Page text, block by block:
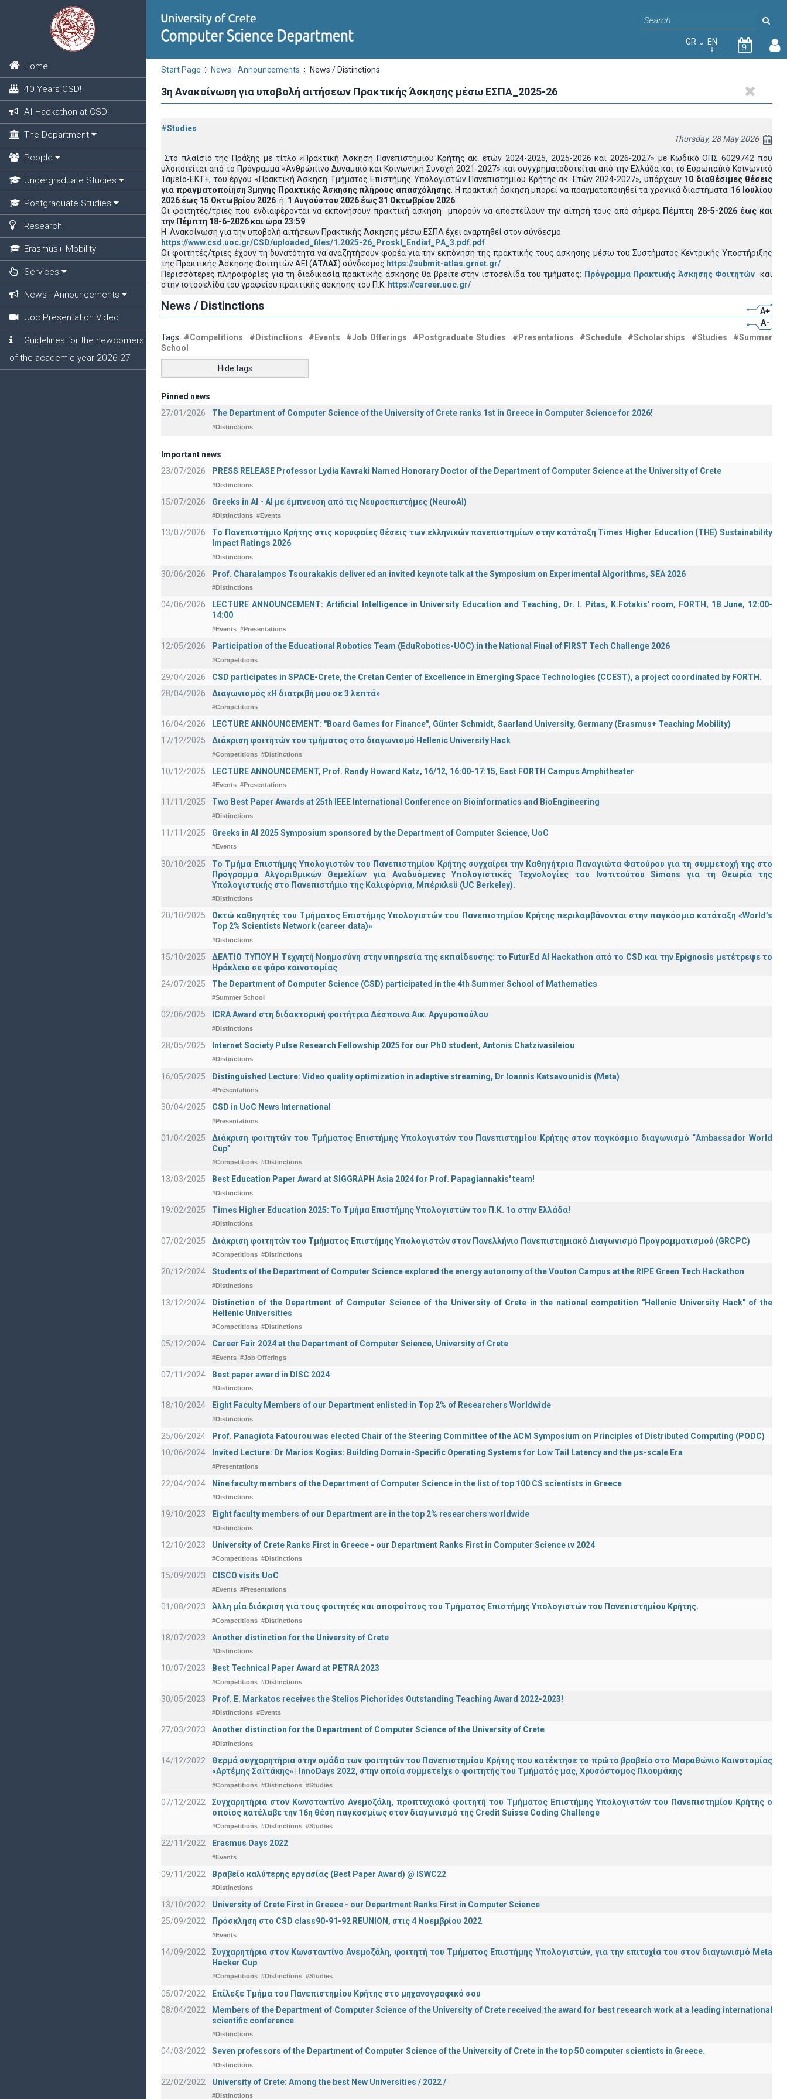
Home
40 Years CSD!
AI Hackathon at CSD!
The Department
People
Undergraduate Studies
Postgraduate Studies
Research
Erasmus+ Mobility
Services
News - Announcements
Uoc Presentation Video
Guidelines for the newcomers
of the academic year 2026-27
GR EN
9
Start Page News - Announcements News / Distinctions
3η Ανακοίνωση για υποβολή αιτήσεων Πρακτικής Άσκησης μέσω ΕΣΠΑ_2025-26
#Studies
Thursday, 28 May 2026
Στο πλαίσιο της Πράξης με τίτλο «Πρακτική Άσκηση Πανεπιστημίου Κρήτης ακ. ετών 2024-2025, 2025-2026 και 2026-2027» με Κωδικό ΟΠΣ 6029742 που
υλοποιείται από το Πρόγραμμα «Ανθρώπινο Δυναμικό και Κοινωνική Συνοχή 2021-2027» και συγχρηματοδοτείται από την Ελλάδα και το Ευρωπαϊκό Κοινωνικό
Ταμείο-ΕΚΤ+, του έργου «Πρακτική Άσκηση Τμήματος Επιστήμης Υπολογιστών Πανεπιστημίου Κρήτης ακ. Ετών 2024-2027», υπάρχουν 10 διαθέσιμες θέσεις
για πραγματοποίηση 3μηνης Πρακτικής Άσκησης πλήρους απασχόλησης. Η πρακτική άσκηση μπορεί να πραγματοποιηθεί τα χρονικά διαστήματα: 16 Ιουλίου
2026 έως 15 Οκτωβρίου 2026 ή 1 Αυγούστου 2026 έως 31 Οκτωβρίου 2026
Οι φοιτητές/τριες που ενδιαφέρονται να εκπονήσουν πρακτική άσκηση μπορούν να αποστείλουν την αίτησή τους από σήμερα Πέμπτη 28-5-2026 έως και
την Πέμπτη 18-6-2026 και ώρα 23:59
Η Ανακοίνωση για την υποβολή αιτήσεων Πρακτικής Άσκησης μέσω ΕΣΠΑ έχει αναρτηθεί στον σύνδεσμο
https://www.csd.uoc.gr/CSD/uploaded_files/1.2025-26_Proskl_Endiaf_PA_3.pdf.pdf
Οι φοιτητές/τριες έχουν τη δυνατότητα να αναζητήσουν φορέα για την εκπόνηση της πρακτικής τους άσκησης μέσω του Συστήματος Κεντρικής Υποστήριξης
της Πρακτικής Άσκησης Φοιτητών ΑΕΙ (ΑΤΛΑΣ) σύνδεσμος https://submit-atlas.grnet.gr/
Περισσότερες πληροφορίες για τη διαδικασία πρακτικής άσκησης θα βρείτε στην ιστοσελίδα του τμήματος: Πρόγραμμα Πρακτικής Άσκησης Φοιτητών και
στην ιστοσελίδα του γραφείου πρακτικής άσκησης του Π.Κ. https://career.uoc.gr/
News / Distinctions
A+
A-
Tags: #Competitions #Distinctions #Events #Job Offerings #Postgraduate Studies #Presentations #Schedule #Scholarships #Studies
#Summer
School
Hide tags
Pinned news
27/01/2026
The Department of Computer Science of the University of Crete ranks 1st in Greece in Computer Science for 2026!
#Distinctions
Important news
23/07/2026
PRESS RELEASE Professor Lydia Kavraki Named Honorary Doctor of the Department of Computer Science at the University of Crete
#Distinctions
15/07/2026 Greeks in AI - ΑΙ με έμπνευση από τις Νευροεπιστήμες (NeuroAI)
#Distinctions #Events
13/07/2026
Το Πανεπιστήμιο Κρήτης στις κορυφαίες θέσεις των ελληνικών πανεπιστημίων στην κατάταξη Times Higher Education (ΤΗΕ) Sustainability
Impact Ratings 2026
#Distinctions
30/06/2026 Prof. Charalampos Tsourakakis delivered an invited keynote talk at the Symposium on Experimental Algorithms, SEA 2026
#Distinctions
04/06/2026
LECTURE ANNOUNCEMENT: Artificial Intelligence in University Education and Teaching, Dr. I. Pitas, K.Fotakis' room, FORTH, 18 June, 12:00-
14:00
#Events #Presentations
12/05/2026 Participation of the Educational Robotics Team (EduRobotics-UOC) in the National Final of FIRST Tech Challenge 2026
#Competitions
29/04/2026
CSD participates in SPACE-Crete, the Cretan Center of Excellence in Emerging Space Technologies (CCEST), a project coordinated by FORTH.
28/04/2026
Διαγωνισμός «Η διατριβή μου σε 3 λεπτά»
#Competitions
16/04/2026
LECTURE ANNOUNCEMENT: "Board Games for Finance", Günter Schmidt, Saarland University, Germany (Erasmus+ Teaching Mobility)
17/12/2025
Διάκριση φοιτητών του τμήματος στο διαγωνισμό Hellenic University Hack
#Competitions #Distinctions
10/12/2025 LECTURE ANNOUNCEMENT, Prof. Randy Howard Katz, 16/12, 16:00-17:15, East FORTH Campus Amphitheater
#Events #Presentations
11/11/2025 Two Best Paper Awards at 25th IEEE International Conference on Bioinformatics and BioEngineering
#Distinctions
11/11/2025 Greeks in AI 2025 Symposium sponsored by the Department of Computer Science, UoC
#Events
30/10/2025
Το Τμήμα Επιστήμης Υπολογιστών του Πανεπιστημίου Κρήτης συγχαίρει την Καθηγήτρια Παναγιώτα Φατούρου για τη συμμετοχή της στο
Πρόγραμμα Αλγοριθμικών Θεμελίων για Αναδυόμενες Υπολογιστικές Τεχνολογίες του Ινστιτούτου Simons για τη Θεωρία της
Υπολογιστικής στο Πανεπιστήμιο της Καλιφόρνια, Μπέρκλεϋ (UC Berkeley).
#Distinctions
20/10/2025
Οκτώ καθηγητές του Τμήματος Επιστήμης Υπολογιστών του Πανεπιστημίου Κρήτης περιλαμβάνονται στην παγκόσμια κατάταξη «World’s
Top 2% Scientists Network (career data)»
#Distinctions
15/10/2025
ΔΕΛΤΙΟ ΤΥΠΟΥ H Tεχνητή Νοημοσύνη στην υπηρεσία της εκπαίδευσης: το FuturEd AI Hackathon από το CSD και την Epignosis μετέτρεψε το
Ηράκλειο σε φάρο καινοτομίας
24/07/2025
The Department of Computer Science (CSD) participated in the 4th Summer School of Mathematics
#Summer School
02/06/2025 ICRA Award στη διδακτορική φοιτήτρια Δέσποινα Αικ. Αργυροπούλου
#Distinctions
28/05/2025 Internet Society Pulse Research Fellowship 2025 for our PhD student, Antonis Chatzivasileiou
#Distinctions
16/05/2025 Distinguished Lecture: Video quality optimization in adaptive streaming, Dr Ioannis Katsavounidis (Meta)
#Presentations
30/04/2025 CSD in UoC News International
#Presentations
01/04/2025
Διάκριση φοιτητών του Τμήματος Επιστήμης Υπολογιστών του Πανεπιστημίου Κρήτης στον παγκόσμιο διαγωνισμό “Ambassador World
Cup”
#Competitions #Distinctions
13/03/2025 Best Education Paper Award at SIGGRAPH Asia 2024 for Prof. Papagiannakis' team!
#Distinctions
19/02/2025 Times Higher Education 2025: Το Τμήμα Επιστήμης Υπολογιστών του Π.Κ. 1ο στην Ελλάδα!
#Distinctions
07/02/2025 Διάκριση φοιτητών του Τμήματος Επιστήμης Υπολογιστών στον Πανελλήνιο Πανεπιστημιακό Διαγωνισμό Προγραμματισμού (GRCPC)
#Competitions #Distinctions
20/12/2024 Students of the Department of Computer Science explored the energy autonomy of the Vouton Campus at the RIPE Green Tech Hackathon
#Distinctions
13/12/2024
Distinction of the Department of Computer Science of the University of Crete in the national competition "Hellenic University Hack" of the
Hellenic Universities
#Competitions #Distinctions
05/12/2024 Career Fair 2024 at the Department of Computer Science, University of Crete
#Events #Job Offerings
07/11/2024 Best paper award in DISC 2024
#Distinctions
18/10/2024 Eight Faculty Members of our Department enlisted in Top 2% of Researchers Worldwide
#Distinctions
25/06/2024
Prof. Panagiota Fatourou was elected Chair of the Steering Committee of the ACM Symposium on Principles of Distributed Computing (PODC)
10/06/2024
Invited Lecture: Dr Marios Kogias: Building Domain-Specific Operating Systems for Low Tail Latency and the μs-scale Era
#Presentations
22/04/2024 Nine faculty members of the Department of Computer Science in the list of top 100 CS scientists in Greece
#Distinctions
19/10/2023 Eight faculty members of our Department are in the top 2% researchers worldwide
#Distinctions
12/10/2023 University of Crete Ranks First in Greece - our Department Ranks First in Computer Science ιν 2024
#Competitions #Distinctions
15/09/2023 CISCO visits UoC
#Events #Presentations
01/08/2023 Άλλη μία διάκριση για τους φοιτητές και αποφοίτους του Τμήματος Επιστήμης Υπολογιστών του Πανεπιστημίου Κρήτης.
#Competitions #Distinctions
18/07/2023 Another distinction for the University of Crete
#Distinctions
10/07/2023 Best Technical Paper Award at PETRA 2023
#Competitions #Distinctions
30/05/2023 Prof. E. Markatos receives the Stelios Pichorides Outstanding Teaching Award 2022-2023!
#Distinctions #Events
27/03/2023 Another distinction for the Department of Computer Science of the University of Crete
#Distinctions
14/12/2022
Θερμά συγχαρητήρια στην ομάδα των φοιτητών του Πανεπιστημίου Κρήτης που κατέκτησε το πρώτο βραβείο στο Μαραθώνιο Καινοτομίας
«Αρτέμης Σαϊτάκης» | InnoDays 2022, στην οποία συμμετείχε ο φοιτητής του Τμήματός μας, Χρυσόστομος Πλουμάκης
#Competitions #Distinctions #Studies
07/12/2022
Συγχαρητήρια στον Κωνσταντίνο Ανεμοζάλη, προπτυχιακό φοιτητή του Τμήματος Επιστήμης Υπολογιστών του Πανεπιστημίου Κρήτης ο
οποίος κατέλαβε την 16η θέση παγκοσμίως στον διαγωνισμό της Credit Suisse Coding Challenge
#Competitions #Distinctions #Studies
22/11/2022 Erasmus Days 2022
#Events
09/11/2022 Βραβείο καλύτερης εργασίας (Best Paper Award) @ ISWC22
#Distinctions
13/10/2022
University of Crete First in Greece - our Department Ranks First in Computer Science
25/09/2022
Πρόσκληση στο CSD class90-91-92 REUNION, στις 4 Νοεμβρίου 2022
#Events
14/09/2022
Συγχαρητήρια στον Κωνσταντίνο Ανεμοζάλη, φοιτητή του Τμήματος Επιστήμης Υπολογιστών, για την επιτυχία του στον διαγωνισμό Meta
Hacker Cup
#Competitions #Distinctions #Studies
05/07/2022
Επίλεξε Τμήμα του Πανεπιστημίου Κρήτης στο μηχανογραφικό σου
08/04/2022
Members of the Department of Computer Science of the University of Crete received the award for best research work at a leading international
scientific conference
#Distinctions
04/03/2022 Seven professors of the Department of Computer Science of the University of Crete in the top 50 computer scientists in Greece.
#Distinctions
22/02/2022 University of Crete: Among the best New Universities / 2022 /
#Distinctions